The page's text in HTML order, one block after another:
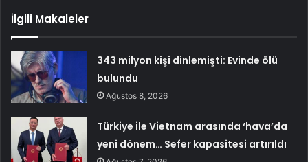
İlgili Makaleler
343 milyon kişi dinlemişti: Evinde ölü
bulundu
Ağustos 8, 2026
Türkiye ile Vietnam arasında ‘hava’da
yeni dönem… Sefer kapasitesi artırıldı